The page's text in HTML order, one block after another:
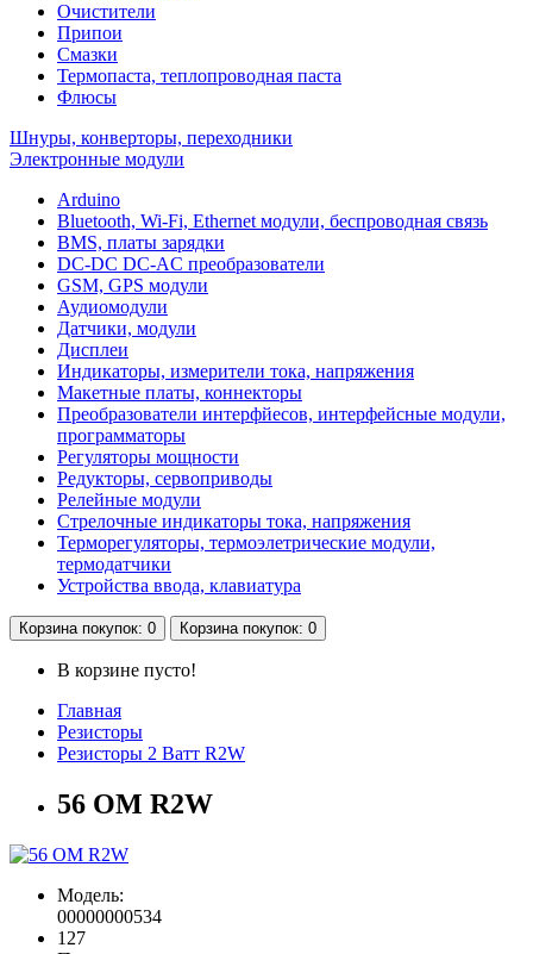
Очистители
Припои
Смазки
Термопаста, теплопроводная паста
Флюсы
Шнуры, конверторы, переходники
Электронные модули
Arduino
Bluetooth, Wi-Fi, Ethernet модули, беспроводная связь
BMS, платы зарядки
DC-DC DC-AC преобразователи
GSM, GPS модули
Аудиомодули
Датчики, модули
Дисплеи
Индикаторы, измерители тока, напряжения
Макетные платы, коннекторы
Преобразователи интерфйесов, интерфейсные модули,
программаторы
Регуляторы мощности
Редукторы, сервоприводы
Релейные модули
Стрелочные индикаторы тока, напряжения
Терморегуляторы, термоэлетрические модули,
термодатчики
Устройства ввода, клавиатура
Корзинапокупок: 0 Корзинапокупок: 0
В корзине пусто!
Главная
Резисторы
Резисторы 2 Ватт R2W
56 OM R2W
Модель:
00000000534
127